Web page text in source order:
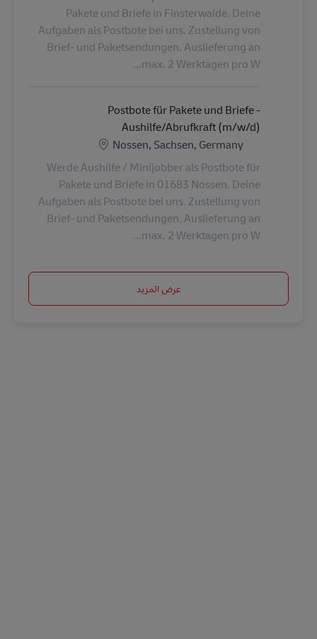
Pakete und Briefe in Finsterwalde. Deine
Aufgaben als Postbote bei uns. Zustellung von
Brief- und Paketsendungen. Auslieferung an
max. 2 Werktagen pro W...
Postbote für Pakete und Briefe -
Aushilfe/Abrufkraft (m/w/d)
الموقع
Nossen, Sachsen, Germany
Werde Aushilfe / Minijobber als Postbote für
Pakete und Briefe in 01683 Nossen. Deine
Aufgaben als Postbote bei uns. Zustellung von
Brief- und Paketsendungen. Auslieferung an
max. 2 Werktagen pro W...
عرض المزيد